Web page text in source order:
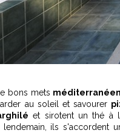
bons mets
au soleil et savourer
et sirotent un thé à
ils s'accordent